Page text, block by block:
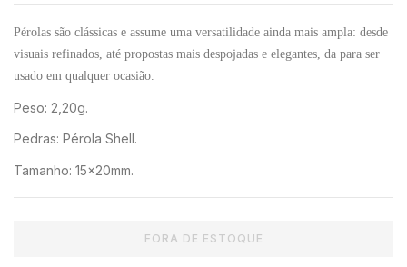
Pérolas são clássicas e assume uma versatilidade ainda mais ampla: desde
visuais refinados, até propostas mais despojadas e elegantes, da para ser
usado em qualquer ocasião.
Peso: 2,20g.
Pedras: Pérola Shell.
Tamanho: 15x20mm.
FORA DE ESTOQUE